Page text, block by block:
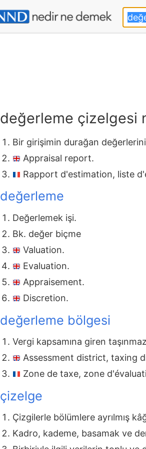
değerleme çizelgesi
Bir girişimin durağan
Appraisal report.
Rapport d'estimation, liste
değerleme
Değerlemek işi.
Bk. değer biçme
Valuation.
Evaluation.
Appraisement.
Discretion.
değerleme bölgesi
Vergi kapsamına giren
Assessment district, taxing
Zone de taxe, zone
çizelge
Çizgilerle bölümlere ayrılmış
Kadro, kademe, basamak ve